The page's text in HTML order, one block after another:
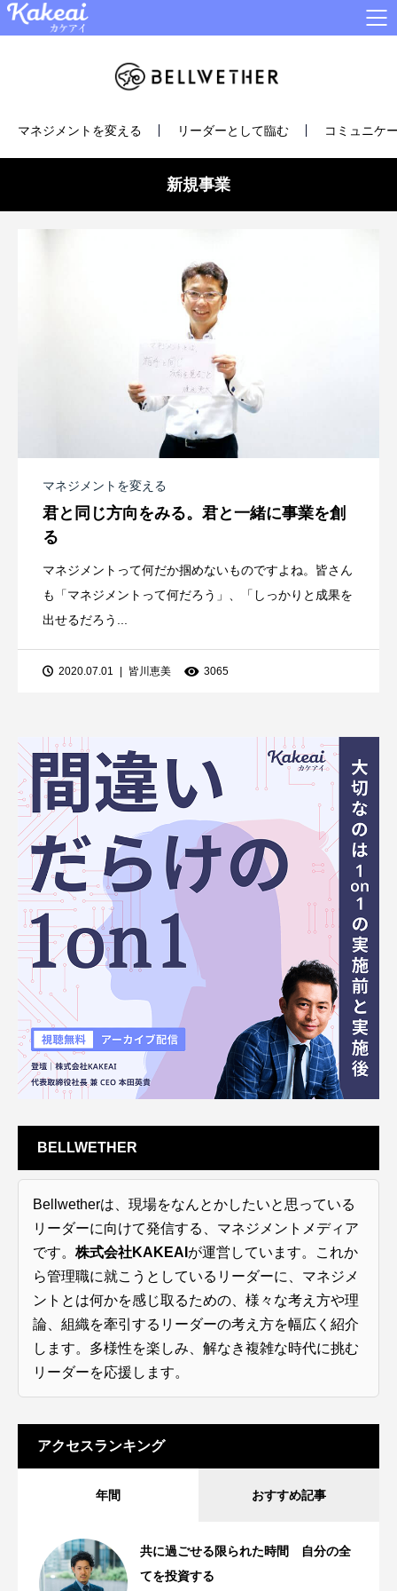
マネジメントを変える リーダーとして臨む コミュニケ
新規事業
マネジメントを変える
君と同じ方向をみる。君と一緒に事業を創
る
マネジメントって何だか掴めないものですよね。皆さん
も「マネジメントって何だろう」、「しっかりと成果を
出せるだろう...
2020.07.01 皆川恵美 3065
BELLWETHER
Bellwetherは、現場をなんとかしたいと思っている
リーダーに向けて発信する、マネジメントメディア
です。 株式会社KAKEAI が運営しています。これか
ら管理職に就こうとしているリーダーに、マネジメ
ントとは何かを感じ取るための、様々な考え方や理
論、組織を牽引するリーダーの考え方を幅広く紹介
します。多様性を楽しみ、解なき複雑な時代に挑む
リーダーを応援します。
アクセスランキング
年間 おすすめ記事
共に過ごせる限られた時間 自分の全
てを投資する